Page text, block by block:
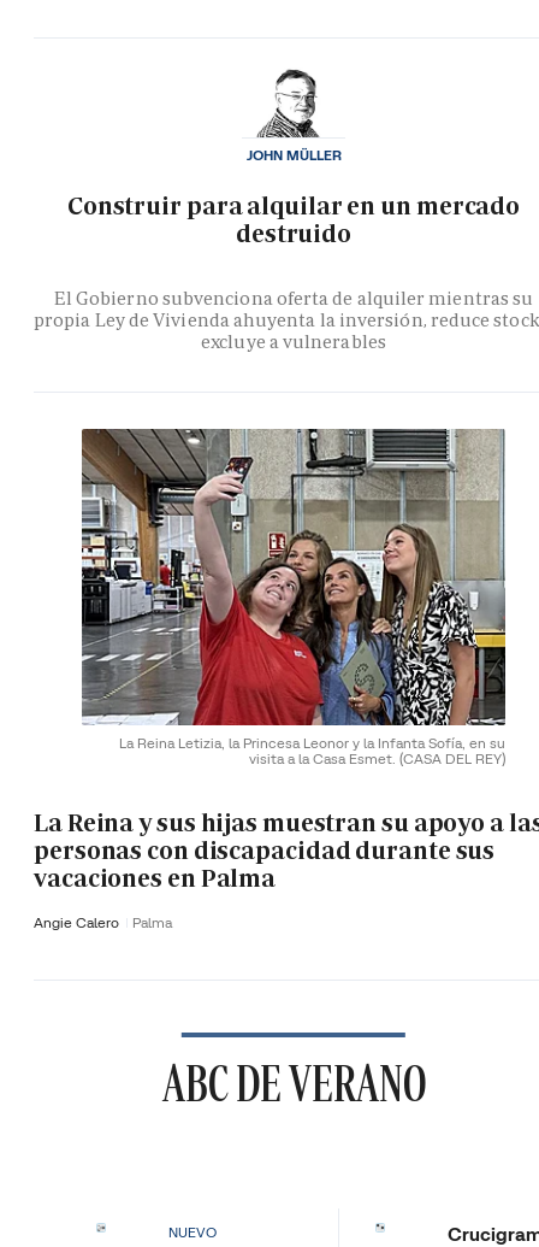
Construir para alquilar en un mercado
destruido
El Gobierno subvenciona oferta de alquiler mientras su
propia Ley de Vivienda ahuyenta la inversión, reduce
excluye a vulnerables
JOHN MÜLLER
La Reina Letizia, la Princesa Leonor y la Infanta Sofía, en su
visita a la Casa Esmet. (CASA DEL REY)
La Reina y sus hijas muestran su apoyo a
personas con discapacidad durante sus
vacaciones en Palma
Angie Calero Palma
ABC DE VERANO
NUEVO